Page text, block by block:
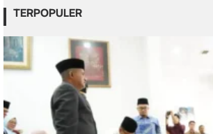
TERPOPULER